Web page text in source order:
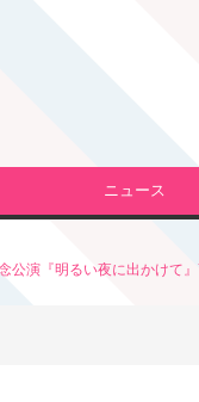
ニュース
公演『明るい夜に出かけて